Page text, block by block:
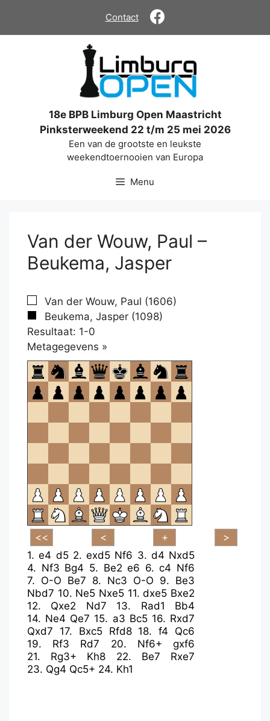
de
Contact
18e BPB Limburg Open Maastricht
Pinksterweekend 22 t/m 25 mei 2026
Een van de grootste en leukste
weekendtoernooien van Europa
Menu
Van der Wouw, Paul –
Beukema, Jasper
Van der Wouw, Paul (1606)
Beukema, Jasper (1098)
Resultaat: 1-0
Metagegevens »
om
te
openen.
1.e4 d5 2. exd5 Nf6 3. d4 Nxd5
4. Nf3 Bg4 5. Be2 e6 6.c4 Nf6
7. O-O Be7 8. Nc3 O-O 9. Be3
Nbd7 10. Ne5 Nxe5 11.dxe5 Bxe2
12. Qxe2 Nd7 13. Rad1
Bb4
14. Ne4 Qe7 15. a3 Bc5 16. Rxd7
Qxd7
17. Bxc5 Rfd8 18.f4
Qc6
19. Rf3 Rd7 20. Nf6+
gxf6
21. Rg3+ Kh8 22. Be7
Rxe7
23. Qg4 Qc5+ 24. Kh1